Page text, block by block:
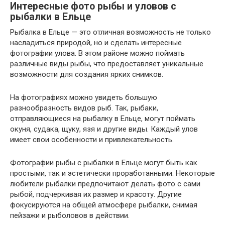
Интересные фото рыбы и уловов с
рыбалки в Ельце
Рыбалка в Ельце — это отличная возможность не только
насладиться природой, но и сделать интересные
фотографии улова. В этом районе можно поймать
различные виды рыбы, что предоставляет уникальные
возможности для создания ярких снимков.
На фотографиях можно увидеть большую
разнообразность видов рыб. Так, рыбаки,
отправляющиеся на рыбалку в Ельце, могут поймать
окуня, судака, щуку, язя и другие виды. Каждый улов
имеет свои особенности и привлекательность.
Фотографии рыбы с рыбалки в Ельце могут быть как
простыми, так и эстетически проработанными. Некоторые
любители рыбалки предпочитают делать фото с сами
рыбой, подчеркивая их размер и красоту. Другие
фокусируются на общей атмосфере рыбалки, снимая
пейзажи и рыболовов в действии.